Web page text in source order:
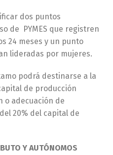
dos puntos
de PYMES que registren
24 meses y un punto
lideradas por mujeres.
podrá destinarse a la
de producción
o adecuación de
20% del capital de
Y AUTÓNOMOS